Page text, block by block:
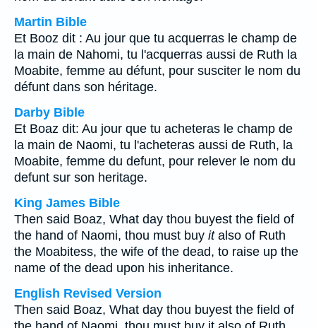
Martin Bible
Et Booz dit : Au jour que tu acquerras le champ de
la main de Nahomi, tu l'acquerras aussi de Ruth la
Moabite, femme au défunt, pour susciter le nom du
défunt dans son héritage.
Darby Bible
Et Boaz dit: Au jour que tu acheteras le champ de
la main de Naomi, tu l'acheteras aussi de Ruth, la
Moabite, femme du defunt, pour relever le nom du
defunt sur son heritage.
King James Bible
Then said Boaz, What day thou buyest the field of
the hand of Naomi, thou must buy italso of Ruth
the Moabitess, the wife of the dead, to raise up the
name of the dead upon his inheritance.
English Revised Version
Then said Boaz, What day thou buyest the field of